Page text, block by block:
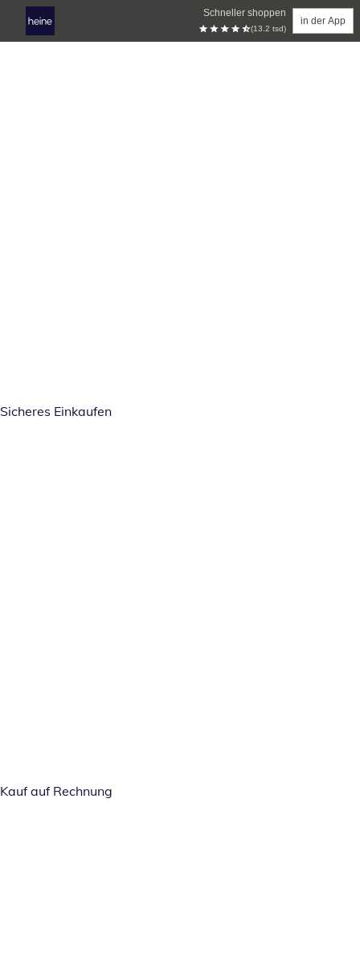
Schneller shoppen
(13.2 tsd)
in der App
Sicheres Einkaufen
Kauf auf Rechnung